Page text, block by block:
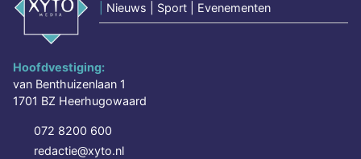
Nieuws | Sport | Evenementen
Hoofdvestiging:
van Benthuizenlaan 1
1701 BZ Heerhugowaard
072 8200 600
redactie@xyto.nl